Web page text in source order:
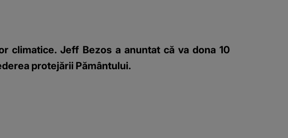
climatice. Jeff Bezos a anuntat că va dona 10
protejării Pământului.